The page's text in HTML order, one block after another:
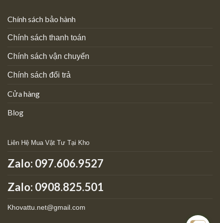
Chính sách bảo hành
Chính sách thanh toán
Chính sách vận chuyển
Chính sách đổi trả
Cửa hàng
Blog
Liên Hệ Mua Vật Tư Tại Kho
Zalo: 097.606.9527
Zalo: 0908.825.501
Khovattu.net@gmail.com